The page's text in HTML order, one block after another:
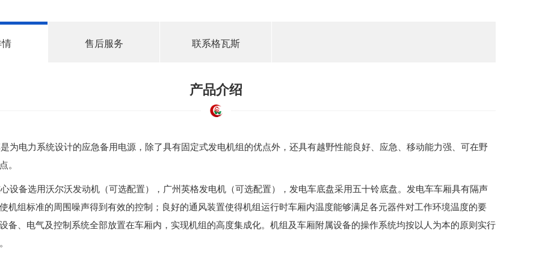
情 售后服务 联系格瓦斯
产品介绍
为电力系统设计的应急备用电源，除了具有固定式发电机组的优点外，还具有越野性能良好、应急、移动能力强、可在野
。
设备选用沃尔沃发动机（可选配置），广州英格发电机 （可选配置）
，发电车底盘采用五十铃底盘。发电车车厢具有隔声
机组标准的周围噪声得到有效的控制；良好的通风装置使得机组运行时车厢内温度能够满足各元器件对工作环境温度的要
备、电气及控制系统全部放置在车厢内，实现机组的高度集成化。机组及车厢附属设备的操作系统均按以人为本的原则实行